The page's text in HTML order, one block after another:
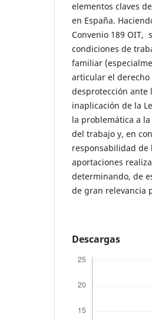
elementos claves
en España.
Convenio 189 OIT,
condiciones de
familiar
articular el derecho
desprotección ante
inaplicación de la
la problemática a
del trabajo y, en
responsabilidad de
aportaciones
determinando, de
de gran relevancia
Descargas